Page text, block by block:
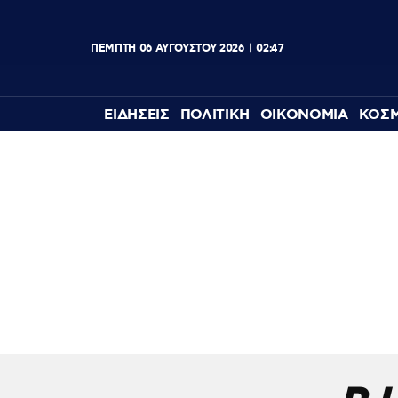
ΠΕΜΠΤΗ 06 ΑΥΓΟΥΣΤΟΥ 2026 02:47
ΕΙΔΗΣΕΙΣ ΠΟΛΙΤΙΚΗ ΟΙΚΟΝΟΜΙΑ